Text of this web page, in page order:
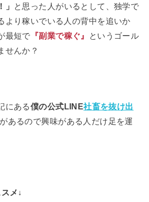
」
と思った人がいるとして、独学で
より稼いでいる人の背中を追いか
最短で 『副業で稼ぐ』
というゴール
せんか？
にある僕の公式LINE社畜を抜け出
あるので興味がある人だけ足を運
メ↓